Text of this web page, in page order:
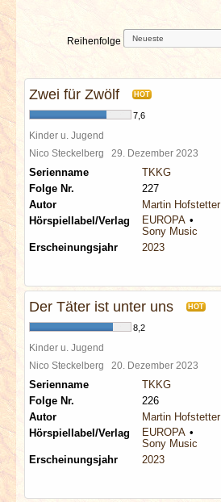
VERLOSUNGEN
SPECIALS
REDAKTION
LINKS
Reihenfolge
Zwei für Zwölf HOT
7,6
Kinder u. Jugend
Nico Steckelberg 29. Dezember 2023
Serienname
TKKG
Folge Nr.
227
Autor
Martin Hofstetter
Hörspiellabel/Verlag
EUROPA
Sony Music
Erscheinungsjahr
2023
Der Täter ist unter uns HOT
8,2
Kinder u. Jugend
Nico Steckelberg 20. Dezember 2023
Serienname
TKKG
Folge Nr.
226
Autor
Martin Hofstetter
Hörspiellabel/Verlag
EUROPA
Sony Music
Erscheinungsjahr
2023